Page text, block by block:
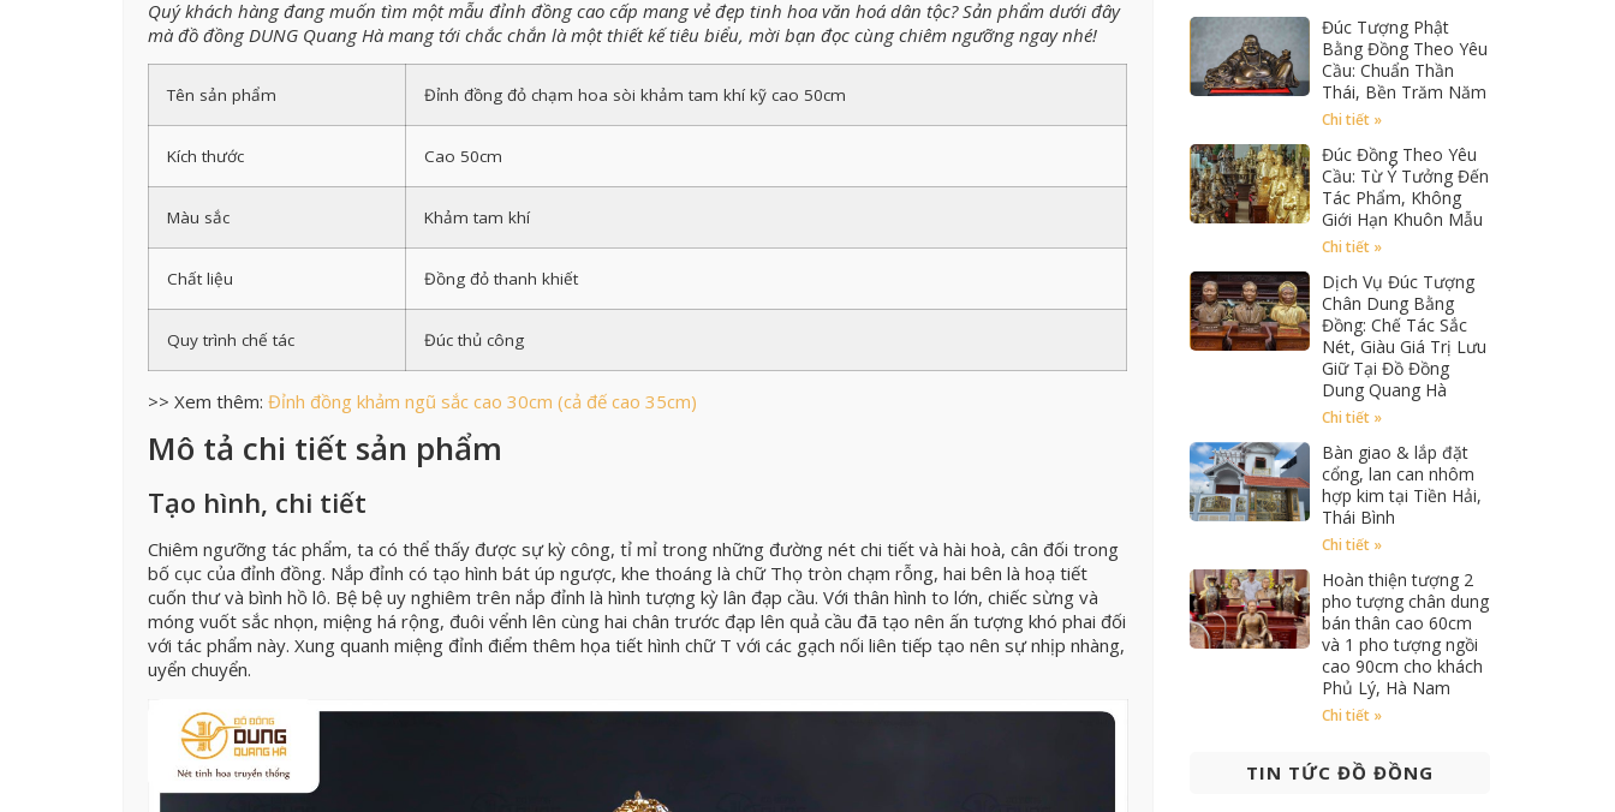
Quý khách hàng đang muốn tìm một mẫu đỉnh đồng cao cấp mang vẻ đẹp tinh hoa văn hoá dân tộc? Sản phẩm dưới đây
mà đồ đồng DUNG Quang Hà mang tới chắc chắn là một thiết kế tiêu biểu, mời bạn đọc cùng chiêm ngưỡng ngay nhé!
Tên sản phẩm Đỉnh đồng đỏ chạm hoa sòi khảm tam khí kỹ cao 50cm
Kích thước Cao 50cm
Màu sắc Khảm tam khí
Chất liệu Đồng đỏ thanh khiết
Quy trình chế tác Đúc thủ công
>> Xem thêm: Đỉnh đồng khảm ngũ sắc cao 30cm (cả đế cao 35cm)
Mô tả chi tiết sản phẩm
Tạo hình, chi tiết
Chiêm ngưỡng tác phẩm, ta có thể thấy được sự kỳ công, tỉ mỉ trong những đường nét chi tiết và hài hoà, cân đối trong
bố cục của đỉnh đồng. Nắp đỉnh có tạo hình bát úp ngược, khe thoáng là chữ Thọ tròn chạm rỗng, hai bên là hoạ tiết
cuốn thư và bình hồ lô. Bệ bệ uy nghiêm trên nắp đỉnh là hình tượng kỳ lân đạp cầu. Với thân hình to lớn, chiếc sừng và
móng vuốt sắc nhọn, miệng há rộng, đuôi vểnh lên cùng hai chân trước đạp lên quả cầu đã tạo nên ấn tượng khó phai đối
với tác phẩm này. Xung quanh miệng đỉnh điểm thêm họa tiết hình chữ T với các gạch nối liên tiếp tạo nên sự nhịp nhàng,
uyển chuyển.
Đúc Tượng Phật
Bằng Đồng Theo Yêu
Cầu: Chuẩn Thần
Thái, Bền Trăm Năm
Chi tiết »
Đúc Đồng Theo Yêu
Cầu: Từ Ý Tưởng Đến
Tác Phẩm, Không
Giới Hạn Khuôn Mẫu
Chi tiết »
Dịch Vụ Đúc Tượng
Chân Dung Bằng
Đồng: Chế Tác Sắc
Nét, Giàu Giá Trị Lưu
Giữ Tại Đồ Đồng
Dung Quang Hà
Chi tiết »
Bàn giao & lắp đặt
cổng, lan can nhôm
hợp kim tại Tiền Hải,
Thái Bình
Chi tiết »
Hoàn thiện tượng 2
pho tượng chân dung
bán thân cao 60cm
và 1 pho tượng ngồi
cao 90cm cho khách
Phủ Lý, Hà Nam
Chi tiết »
TIN TỨC ĐỒ ĐỒNG